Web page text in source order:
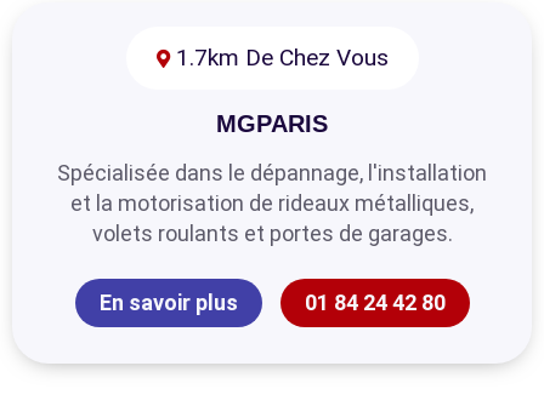
1.7km De Chez Vous
MGPARIS
Spécialisée dans le dépannage, l'installation
et la motorisation de rideaux métalliques,
volets roulants et portes de garages.
En savoir plus 01 84 24 42 80